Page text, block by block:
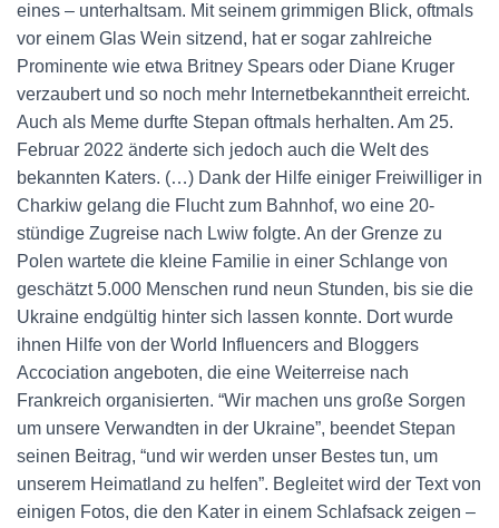
eines – unterhaltsam. Mit seinem grimmigen Blick, oftmals
vor einem Glas Wein sitzend, hat er sogar zahlreiche
Prominente wie etwa Britney Spears oder Diane Kruger
verzaubert und so noch mehr Internetbekanntheit erreicht.
Auch als Meme durfte Stepan oftmals herhalten. Am 25.
Februar 2022 änderte sich jedoch auch die Welt des
bekannten Katers. (…) Dank der Hilfe einiger Freiwilliger in
Charkiw gelang die Flucht zum Bahnhof, wo eine 20-
stündige Zugreise nach Lwiw folgte. An der Grenze zu
Polen wartete die kleine Familie in einer Schlange von
geschätzt 5.000 Menschen rund neun Stunden, bis sie die
Ukraine endgültig hinter sich lassen konnte. Dort wurde
ihnen Hilfe von der World Influencers and Bloggers
Accociation angeboten, die eine Weiterreise nach
Frankreich organisierten. “Wir machen uns große Sorgen
um unsere Verwandten in der Ukraine”, beendet Stepan
seinen Beitrag, “und wir werden unser Bestes tun, um
unserem Heimatland zu helfen”. Begleitet wird der Text von
einigen Fotos, die den Kater in einem Schlafsack zeigen –